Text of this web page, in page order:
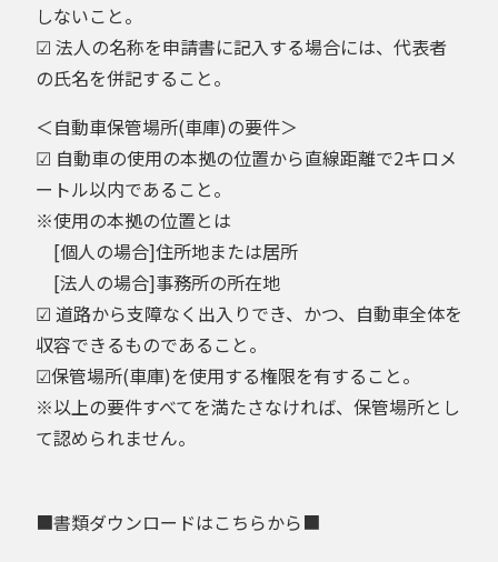
しないこと。
☑ 法人の名称を申請書に記入する場合には、代表者
の氏名を併記すること。
＜自動車保管場所(車庫)の要件＞
☑ 自動車の使用の本拠の位置から直線距離で2キロメ
ートル以内であること。
※使用の本拠の位置とは
[個人の場合]住所地または居所
[法人の場合]事務所の所在地
☑ 道路から支障なく出入りでき、かつ、自動車全体を
収容できるものであること。
☑保管場所(車庫)を使用する権限を有すること。
※以上の要件すべてを満たさなければ、保管場所とし
て認められません。
■書類ダウンロードはこちらから■